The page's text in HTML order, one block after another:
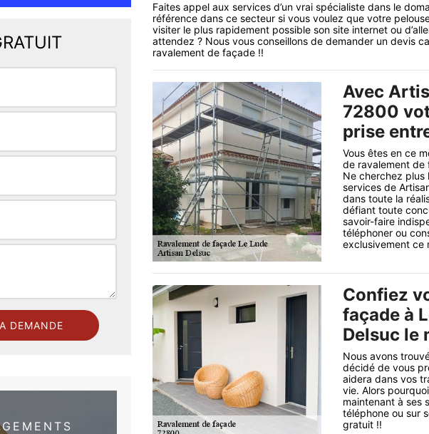
Faites appel aux services d’un vrai spécialiste dans le
référence dans ce secteur si vous voulez que votre
visiter le plus rapidement possible son site internet ou
attendez ? Nous vous conseillons de demander un devis
ravalement de façade !!
Avec
72800
prise
Vous êtes en ce
de ravalement de
Ne cherchez plus
services de
dans toute la
défiant toute
savoir-faire
téléphoner ou
exclusivement ce
Confiez
façade à
Delsuc le
Nous avons
décidé de vous
aidera dans vos
vie. Alors
maintenant à ses
téléphone ou sur
gratuit !!